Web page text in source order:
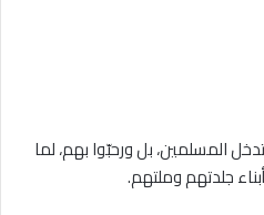
المسلمين، بل ورحبّوا بهم، لما
جلدتهم وملتهم.